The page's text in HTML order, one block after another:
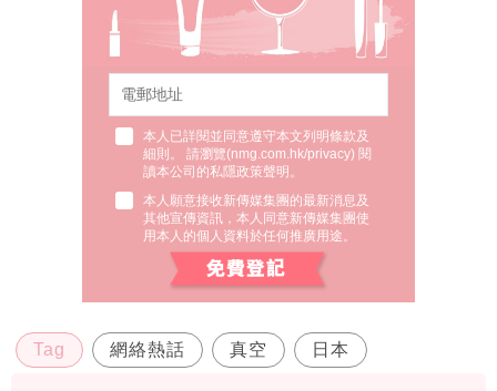
本人已詳閱並同意遵守本文列明條款及
細則。 請瀏覽(nmg.com.hk/privacy) 閱
讀本公司的私隱政策聲明。
本人願意接收新傳媒集團的最新消息及
其他宣傳資訊，本人同意新傳媒集團使
用本人的個人資料於任何推廣用途。
Tag 網絡熱話 真空 日本